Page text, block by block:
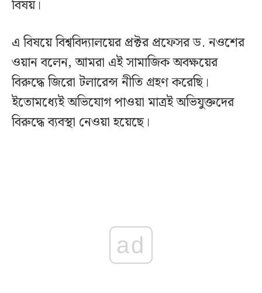
বিষয়।
এ বিষয়ে বিশ্ববিদ্যালয়ের প্রক্টর প্রফেসর ড. নওশের
ওয়ান বলেন, আমরা এই সামাজিক অবক্ষয়ের
বিরুদ্ধে জিরো টলারেন্স নীতি গ্রহণ করেছি।
ইতোমধ্যেই অভিযোগ পাওয়া মাত্রই অভিযুক্তদের
বিরুদ্ধে ব্যবস্থা নেওয়া হয়েছে।
ad